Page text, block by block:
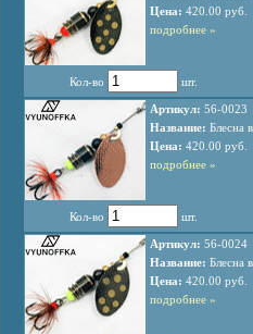
Цена: 420.00 руб.
подробнее »
Кол-во шт.
Артикул: 56-0023
Название: Блесна
Цена: 420.00 руб.
подробнее »
Кол-во шт.
Артикул: 56-0024
Название: Блесна
Цена: 420.00 руб.
подробнее »